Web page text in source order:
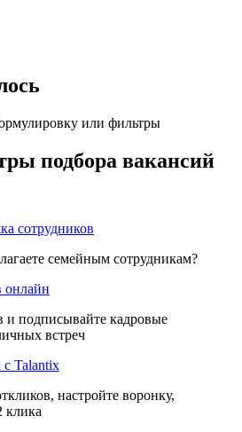
или фильтры
подбора вакансий
сотрудников
семейным сотрудникам?
онлайн
и подписывайте кадровые
встреч
с Talantix
настройте воронку,
клика